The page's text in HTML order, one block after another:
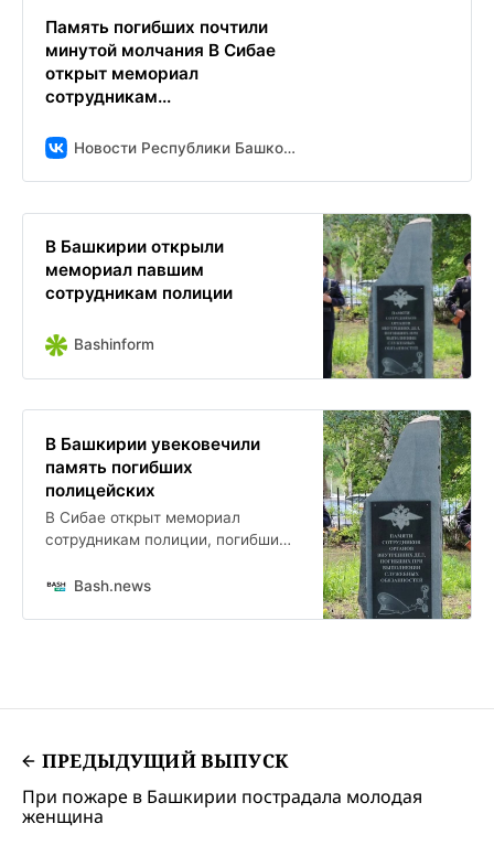
Память погибших почтили
минутой молчания В Сибае
открыт мемориал
сотрудникам...
Новости Республики Башкортостан и Уфы ( БСТ )
В Башкирии открыли
мемориал павшим
сотрудникам полиции
Bashinform
В Башкирии увековечили
память погибших
полицейских
В Сибае открыт мемориал
сотрудникам полиции, погибшим
долга. Памятник установлен на
Bash.news
ПРЕДЫДУЩИЙ ВЫПУСК
При пожаре в Башкирии пострадала молодая
женщина